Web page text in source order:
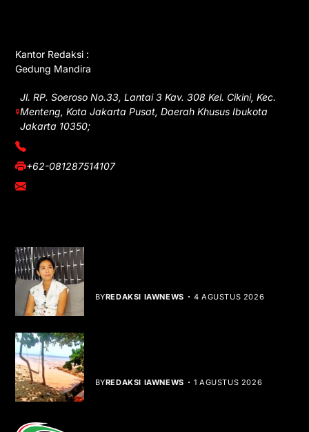
Kantor Redaksi :
Gedung Mandira
Jl. RP. Soeroso No.33, Lantai 3 Kav. 308 Kel. Cikini, Kec.
Menteng, Kota Jakarta Pusat, Daerah Khusus Ibukota
Jakarta 10350;
(021) 3908026
+62-081287514107
adm@iawnews.com
BYREDAKSI IAWNEWS 4 AGUSTUS 2026
BYREDAKSI IAWNEWS 1 AGUSTUS 2026